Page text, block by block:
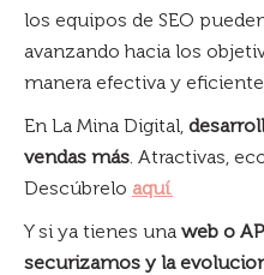
los equipos de SEO
avanzando hacia los
manera efectiva y
En La Mina Digital,
vendas más. Atractivas,
Descúbrelo aquí.
Y si ya tienes una web o
securizamos y la